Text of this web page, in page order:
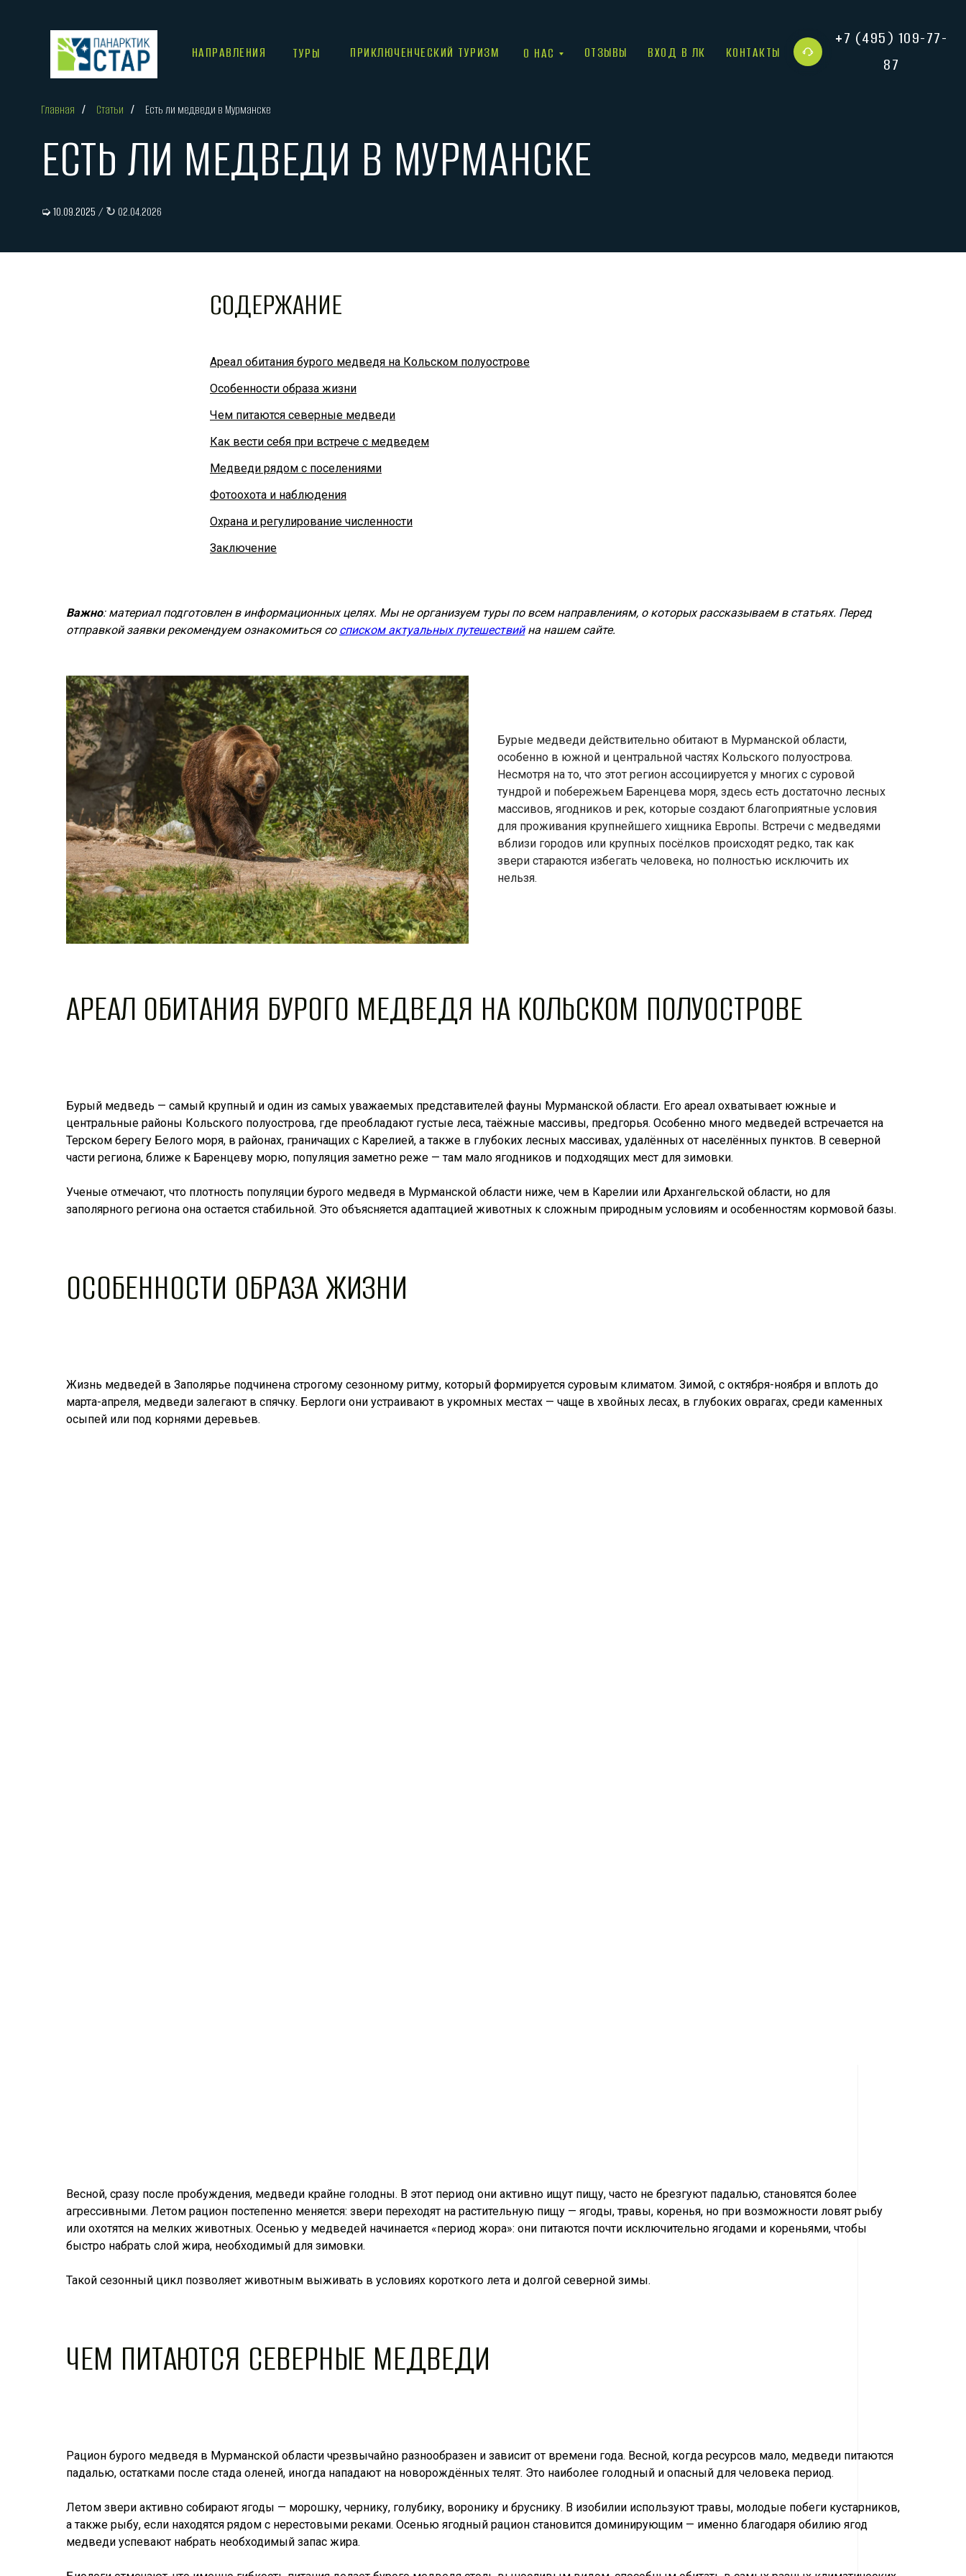
ПРИКЛЮЧЕНЧЕСКИЙ ТУРИЗМ О НАС
ТУРЫ КОНТАКТЫ
ОТЗЫВЫ
+7 (495) 109-77-
87
НАПРАВЛЕНИЯ ВХОД В ЛК
Главная Статьи Есть ли медведи в Мурманске
ЕСТЬ ЛИ МЕДВЕДИ В МУРМАНСКЕ
СОДЕРЖАНИЕ
Ареал обитания бурого медведя на Кольском полуострове
Особенности образа жизни
Чем питаются северные медведи
Как вести себя при встрече с медведем
Медведи рядом с поселениями
Фотоохота и наблюдения
Охрана и регулирование численности
Заключение
Важно: материал подготовлен в информационных целях. Мы не организуем туры по всем направлениям, о которых рассказываем в статьях. Перед
отправкой заявки рекомендуем ознакомиться со списком актуальных путешествийна нашем сайте.
Бурые медведи действительно обитают в Мурманской области,
особенно в южной и центральной частях Кольского полуострова.
Несмотря на то, что этот регион ассоциируется у многих с суровой
тундрой и побережьем Баренцева моря, здесь есть достаточно лесных
массивов, ягодников и рек, которые создают благоприятные условия
для проживания крупнейшего хищника Европы. Встречи с медведями
вблизи городов или крупных посёлков происходят редко, так как
звери стараются избегать человека, но полностью исключить их
нельзя.
АРЕАЛ ОБИТАНИЯ БУРОГО МЕДВЕДЯ НА КОЛЬСКОМ ПОЛУОСТРОВЕ
Бурый медведь — самый крупный и один из самых уважаемых представителей фауны Мурманской области. Его ареал охватывает южные и
центральные районы Кольского полуострова, где преобладают густые леса, таёжные массивы, предгорья. Особенно много медведей встречается на
Терском берегу Белого моря, в районах, граничащих с Карелией, а также в глубоких лесных массивах, удалённых от населённых пунктов. В северной
части региона, ближе к Баренцеву морю, популяция заметно реже — там мало ягодников и подходящих мест для зимовки.
Ученые отмечают, что плотность популяции бурого медведя в Мурманской области ниже, чем в Карелии или Архангельской области, но для
заполярного региона она остается стабильной. Это объясняется адаптацией животных к сложным природным условиям и особенностям кормовой базы.
ОСОБЕННОСТИ ОБРАЗА ЖИЗНИ
Жизнь медведей в Заполярье подчинена строгому сезонному ритму, который формируется суровым климатом. Зимой, с октября-ноября и вплоть до
марта-апреля, медведи залегают в спячку. Берлоги они устраивают в укромных местах — чаще в хвойных лесах, в глубоких оврагах, среди каменных
осыпей или под корнями деревьев.
Весной, сразу после пробуждения, медведи крайне голодны. В этот период они активно ищут пищу, часто не брезгуют падалью, становятся более
агрессивными. Летом рацион постепенно меняется: звери переходят на растительную пищу — ягоды, травы, коренья, но при возможности ловят рыбу
или охотятся на мелких животных. Осенью у медведей начинается «период жора»: они питаются почти исключительно ягодами и кореньями, чтобы
быстро набрать слой жира, необходимый для зимовки.
Такой сезонный цикл позволяет животным выживать в условиях короткого лета и долгой северной зимы.
ЧЕМ ПИТАЮТСЯ СЕВЕРНЫЕ МЕДВЕДИ
Рацион бурого медведя в Мурманской области чрезвычайно разнообразен и зависит от времени года. Весной, когда ресурсов мало, медведи питаются
падалью, остатками после стада оленей, иногда нападают на новорождённых телят. Это наиболее голодный и опасный для человека период.
Летом звери активно собирают ягоды — морошку, чернику, голубику, воронику и бруснику. В изобилии используют травы, молодые побеги кустарников,
а также рыбу, если находятся рядом с нерестовыми реками. Осенью ягодный рацион становится доминирующим — именно благодаря обилию ягод
медведи успевают набрать необходимый запас жира.